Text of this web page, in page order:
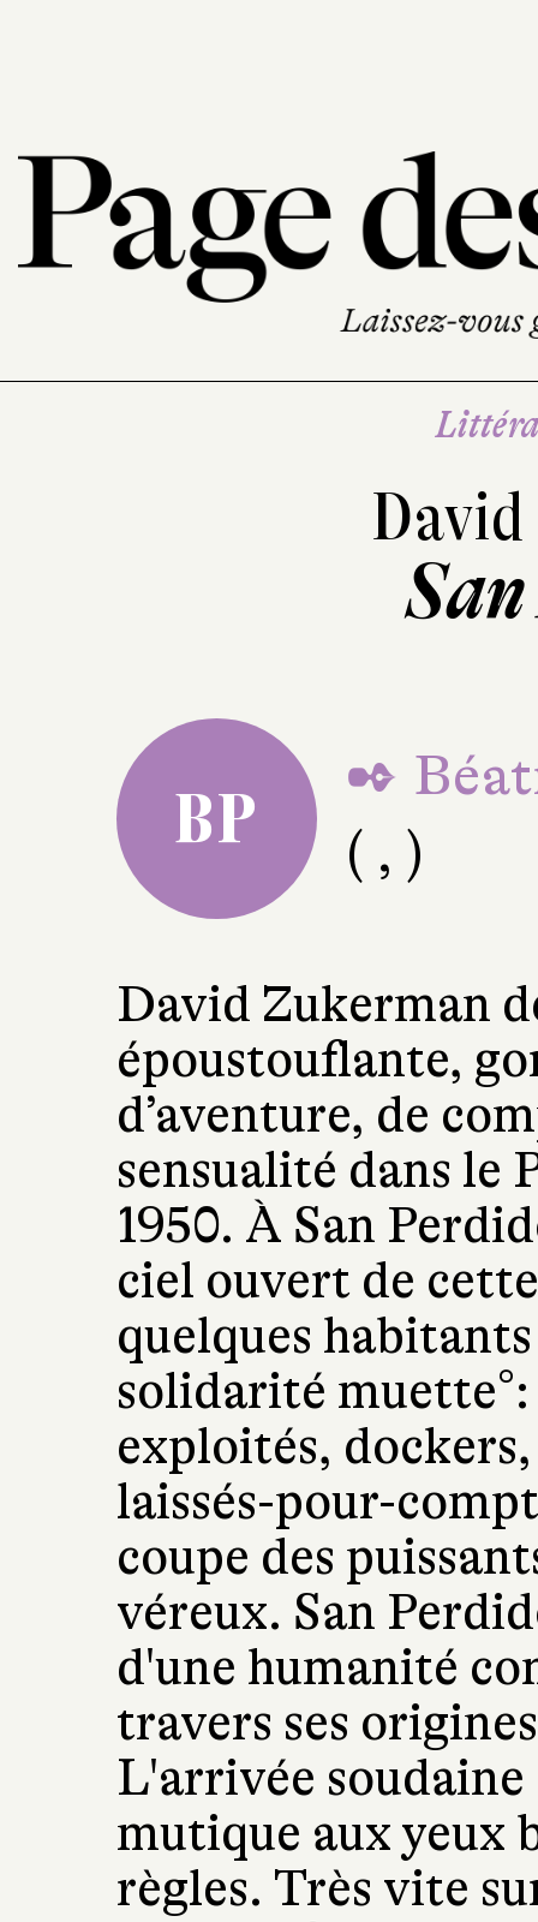
BP
✒
( , )
David Zukerman
époustouflante,
d’aventure, de
sensualité dans le
1950. À San
ciel ouvert de
quelques
solidarité
exploités,
laissés-pour-
coupe des
véreux. San
d'une humanité
travers ses
L'arrivée
mutique aux yeux
règles. Très vite